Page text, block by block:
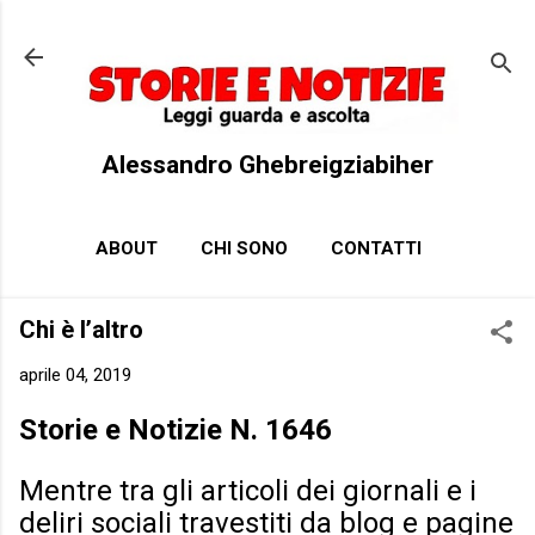
Alessandro Ghebreigziabiher
ABOUT CHI SONO CONTATTI
Chi è l’altro
aprile 04, 2019
Storie e Notizie N. 1646
Mentre tra gli articoli dei giornali e i
deliri sociali travestiti da blog e pagine